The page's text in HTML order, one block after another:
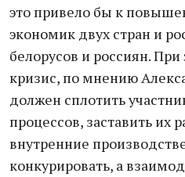
это привело бы к
экономик двух стран и
белорусов и россиян.
кризис, по мнению
должен сплотить
процессов, заставить их
внутренние
конкурировать, а